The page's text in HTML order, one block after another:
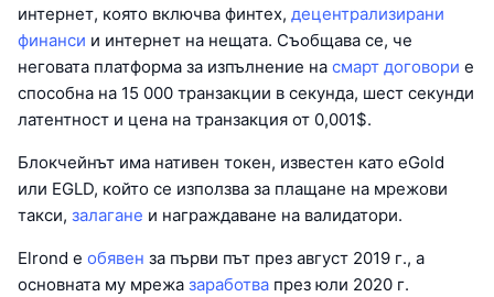
интернет, която включва финтех, децентрализирани
финанси и интернет на нещата. Съобщава се, че
неговата платформа за изпълнение на смарт договори е
способна на 15 000 транзакции в секунда, шест секунди
латентност и цена на транзакция от 0,001$.
Блокчейнът има нативен токен, известен като eGold
или EGLD, който се използва за плащане на мрежови
такси, залагане и награждаване на валидатори.
Elrond е обявен за първи път през август 2019 г., а
основната му мрежа заработва през юли 2020 г.